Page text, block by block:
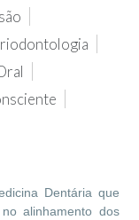
Dentária que
alinhamento dos